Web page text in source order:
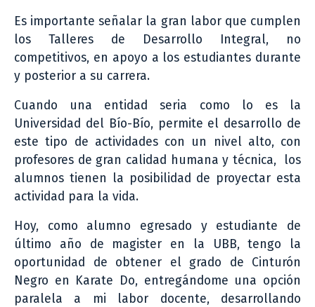
Es importante señalar la gran labor que cumplen
los Talleres de Desarrollo Integral, no
competitivos, en apoyo a los estudiantes durante
y posterior a su carrera.
Cuando una entidad seria como lo es la
Universidad del Bío-Bío, permite el desarrollo de
este tipo de actividades con un nivel alto, con
profesores de gran calidad humana y técnica, los
alumnos tienen la posibilidad de proyectar esta
actividad para la vida.
Hoy, como alumno egresado y estudiante de
último año de magister en la UBB, tengo la
oportunidad de obtener el grado de Cinturón
Negro en Karate Do, entregándome una opción
paralela a mi labor docente, desarrollando